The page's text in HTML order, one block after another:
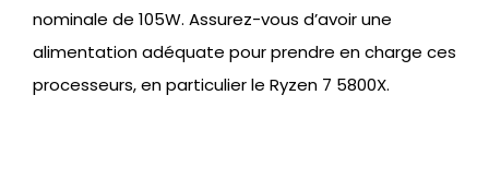
nominale de 105W. Assurez-vous d’avoir une
alimentation adéquate pour prendre en charge ces
processeurs, en particulier le Ryzen 7 5800X.